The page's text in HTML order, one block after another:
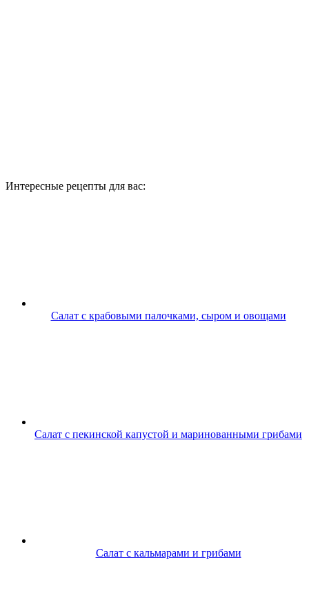
Интересные рецепты для вас:
Салат с крабовыми палочками, сыром и овощами
Салат с пекинской капустой и маринованными грибами
Салат с кальмарами и грибами